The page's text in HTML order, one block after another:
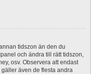
tidszon än den du
och ändra till rätt tidszon,
osv. Observera att endast
även de flesta andra